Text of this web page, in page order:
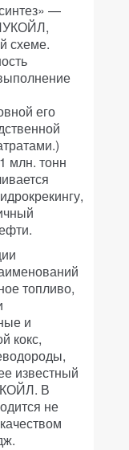
—
схеме.
его
млн. тонн
топливо,
и
кокс,
известный
В
не